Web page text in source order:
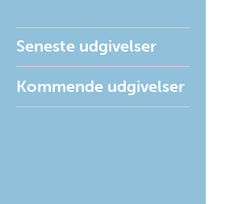
Seneste udgivelser
Kommende udgivelser